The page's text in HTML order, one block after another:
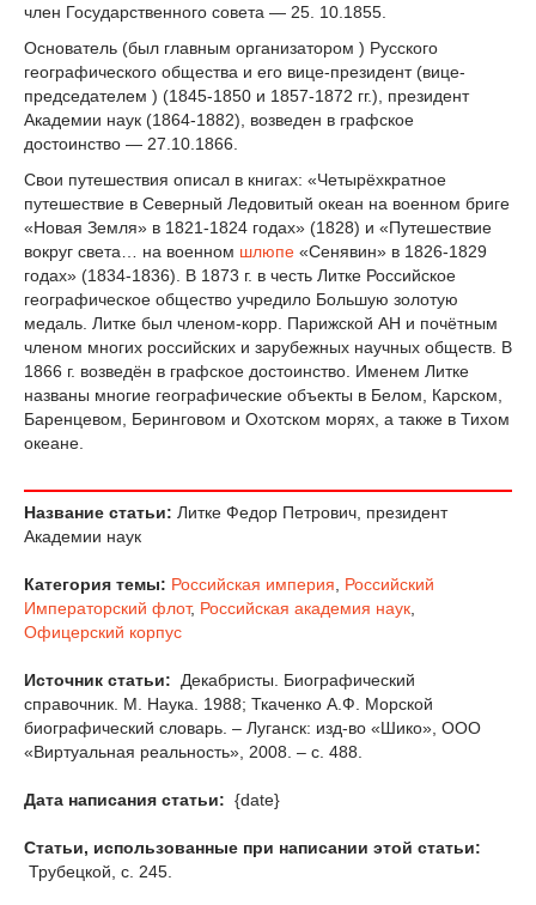
член Государственного совета — 25. 10.1855.
Основатель (был главным организатором ) Русского
географического общества и его вице-президент (вице-
председателем ) (1845-1850 и 1857-1872 гг.), президент
Академии наук (1864-1882), возведен в графское
достоинство — 27.10.1866.
Свои путешествия описал в книгах: «Четырёхкратное
путешествие в Северный Ледовитый океан на военном бриге
«Новая Земля» в 1821-1824 годах» (1828) и «Путешествие
вокруг света… на военном шлюпе «Сенявин» в 1826-1829
годах» (1834-1836). В 1873 г. в честь Литке Российское
географическое общество учредило Большую золотую
медаль. Литке был членом-корр. Парижской АН и почётным
членом многих российских и зарубежных научных обществ. В
1866 г. возведён в графское достоинство. Именем Литке
названы многие географические объекты в Белом, Карском,
Баренцевом, Беринговом и Охотском морях, а также в Тихом
океане.
Название статьи: Литке Федор Петрович, президент
Академии наук
Категория темы: Российская империя, Российский
Императорский флот, Российская академия наук,
Офицерский корпус
Источник статьи: Декабристы. Биографический
справочник. М. Наука. 1988; Ткаченко А.Ф. Морской
биографический словарь. – Луганск: изд-во «Шико», ООО
«Виртуальная реальность», 2008. – с. 488.
Дата написания статьи: {date}
Статьи, использованные при написании этой статьи:
Трубецкой, с. 245.